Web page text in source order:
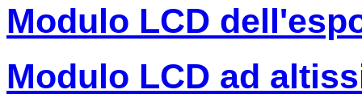
Modulo LCD
Modulo LCD ad